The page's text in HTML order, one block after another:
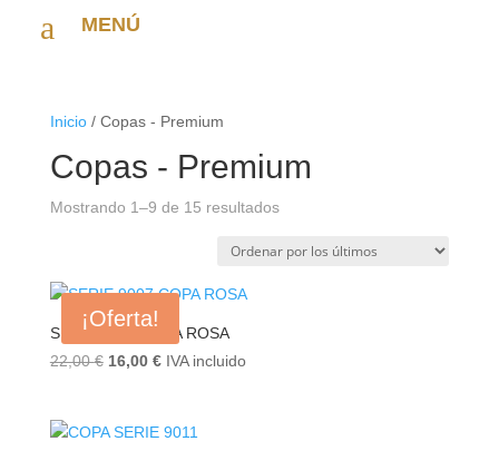
a MENÚ
Inicio/ Copas - Premium
Copas - Premium
Mostrando 1–9 de 15 resultadosOrdenado
los
¡Oferta!
SERIE 9007 COPA ROSA
22,00€ El
era:
16,00 €El
es:
IVA incluido